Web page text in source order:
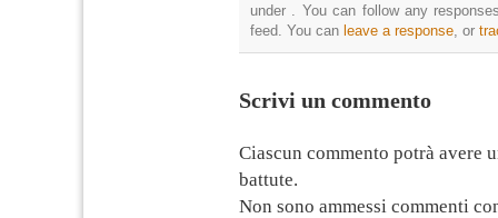
under . You can follow any
feed. You can leave a response , or
Scrivi un commento
Ciascun commento potrà avere
battute.
Non sono ammessi commenti